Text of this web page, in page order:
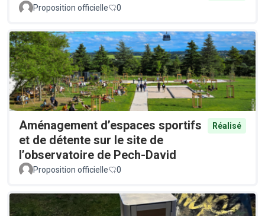
Proposition officielle
0
Aménagement d’espaces sportifs
et de détente sur le site de
l’observatoire de Pech-David
Réalisé
Proposition officielle 0